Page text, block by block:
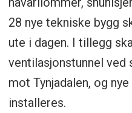
28 nye tekniske bygg
ute i dagen. I tillegg
ventilasjonstunnel ved
mot Tynjadalen, og
installeres.